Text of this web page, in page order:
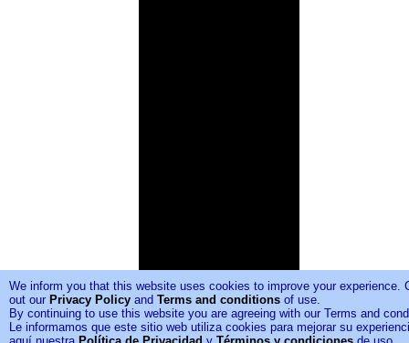
We inform you that this website uses cookies to improve your experience.
out our Privacy Policy and Terms and conditions of use.
By continuing to use this website you are agreeing with our Terms and
Le informamos que este sitio web utiliza cookies para mejorar su